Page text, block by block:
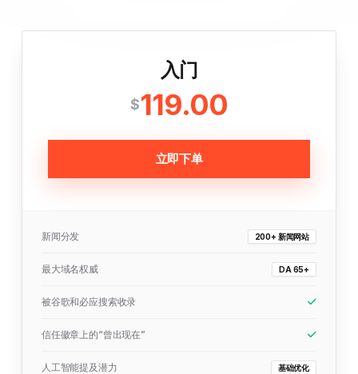
入门
$119.00
立即下单
新闻分发 200+ 新闻网站
最大域名权威 DA 65+
被谷歌和必应搜索收录
信任徽章上的“曾出现在”
人工智能提及潜力 基础优化